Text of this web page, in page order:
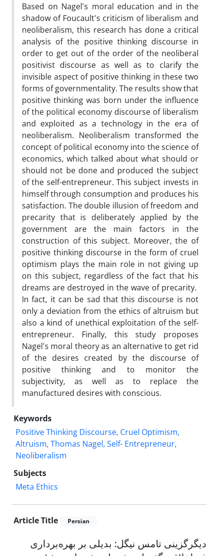
Based on Nagel's moral education and in the
shadow of Foucault's criticism of liberalism and
neoliberalism, this research has done a critical
analysis of the positive thinking discourse in
order to get out of the order of the neoliberal
positivist discourse as well as to clarify the
invisible aspect of positive thinking in these two
forms of governmentality. The results show that
positive thinking was born under the influence
of the political economy discourse of liberalism
and exploited as a technology in the era of
neoliberalism. Neoliberalism transformed the
concept of political economy into the science of
economics, which talked about what should or
should not be done and produced the subject
of the self-entrepreneur. This subject invests in
himself through consumption and produces his
satisfaction. The double illusion of freedom and
precarity that is deliberately applied by the
government are the main factors in the
construction of this subject. Moreover, the of
positive thinking discourse in the form of cruel
optimism plays the main role in not giving up
on this subject, regardless of the fact that his
dreams are destroyed in the wave of precarity.
In fact, it can be sad that this discourse is not
only a deviation from the ethics of altruism but
also a kind of unethical exploitation of the self-
entrepreneur. Finally, this study proposes
Nagel's moral theory as an alternative to get rid
of the desires created by the discourse of
positive thinking and to monitor the
subjectivity, as well as to replace the
manufactured desires with conscious.
Keywords
Positive Thinking Discourse, Cruel Optimism,
Altruism, Thomas Nagel, Self- Entrepreneur,
Neoliberalism
Subjects
Meta Ethics
Article Title Persian
دیگرگزینی تامس نیگل: بدیلی بر بهره‌برداری